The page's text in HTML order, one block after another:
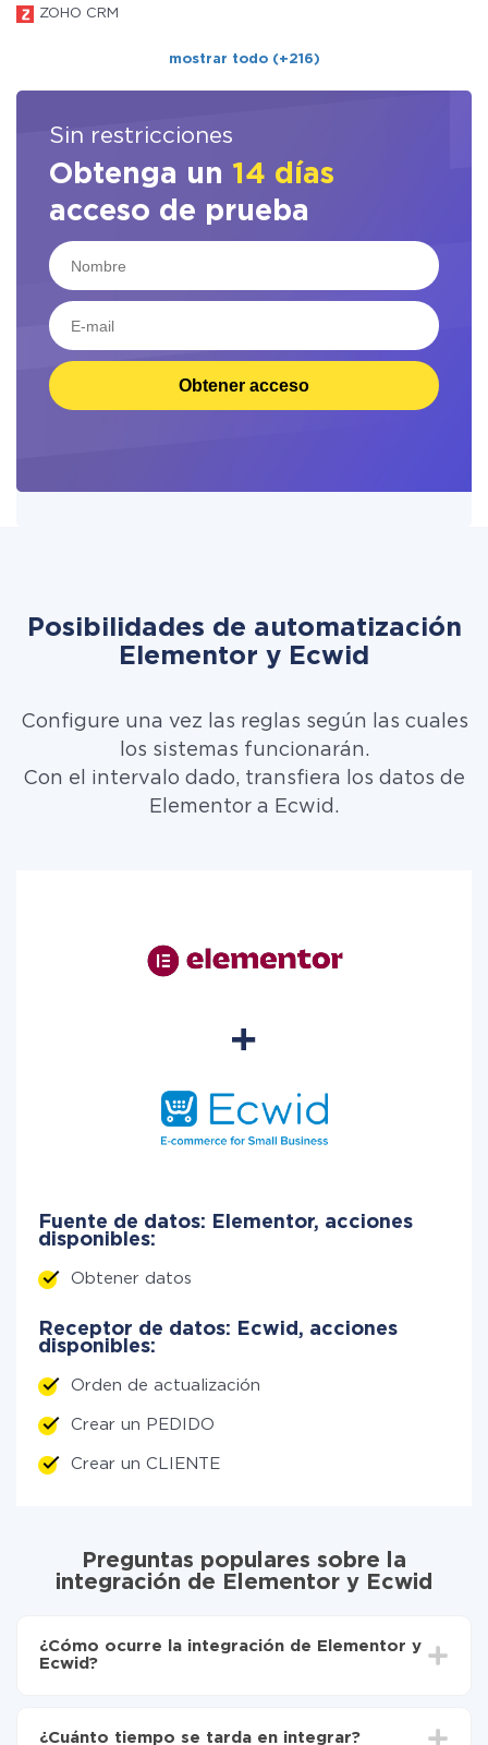
ZOHO CRM
mostrar todo (+216)
Sin restricciones
Obtenga un 14 días
acceso de prueba
Obtener acceso
Posibilidades de automatización
Elementor y Ecwid
Configure una vez las reglas según las cuales
los sistemas funcionarán.
Con el intervalo dado, transfiera los datos de
Elementor a Ecwid.
Fuente de datos: Elementor, acciones
disponibles:
Obtener datos
Receptor de datos: Ecwid, acciones
disponibles:
Orden de actualización
Crear un PEDIDO
Crear un CLIENTE
Preguntas populares sobre la
integración de Elementor y Ecwid
¿Cómo ocurre la integración de Elementor y
Ecwid?
¿Cuánto tiempo se tarda en integrar?